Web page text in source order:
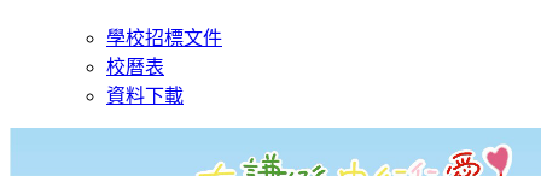
學校招標文件
校曆表
資料下載